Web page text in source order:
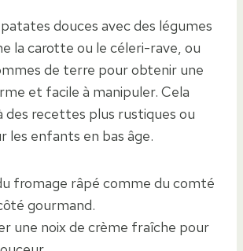
douces avec des légumes
la carotte ou le céleri-rave, ou
de terre pour obtenir une
et facile à manipuler. Cela
des recettes plus rustiques ou
les enfants en bas âge.
fromage râpé comme du comté
gourmand.
une noix de crème fraîche pour